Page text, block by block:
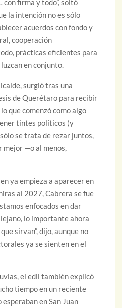
firma y todo”, soltó
la intención no es sólo
acuerdos con fondo y
cooperación
prácticas eficientes para
en conjunto.
surgió tras una
de Querétaro para recibir
que comenzó como algo
tintes políticos (y
se trata de rezar juntos,
mejor —o al menos,
ya empieza a aparecer en
al 2027, Cabrera se fue
enfocados en dar
lo importante ahora
sirvan”, dijo, aunque no
ya se sienten en el
el edil también explicó
tiempo en un reciente
en San Juan